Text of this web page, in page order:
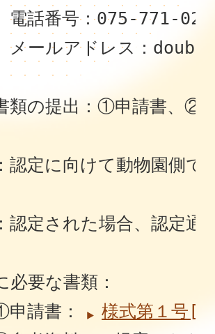
号：075-771-
アドレス：
類の提出：①申請書、②
定に向けて動物園側で
定された場合、認定通
要な書類：
書：
様式第１号